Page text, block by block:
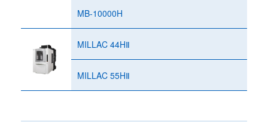
MB-10000H
MILLAC 44HⅡ
MILLAC 55HⅡ